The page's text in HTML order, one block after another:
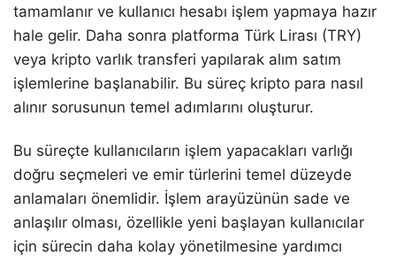
tamamlanır ve kullanıcı hesabı işlem yapmaya hazır
hale gelir. Daha sonra platforma Türk Lirası (TRY)
veya kripto varlık transferi yapılarak alım satım
işlemlerine başlanabilir. Bu süreç kripto para nasıl
alınır sorusunun temel adımlarını oluşturur.
Bu süreçte kullanıcıların işlem yapacakları varlığı
doğru seçmeleri ve emir türlerini temel düzeyde
anlamaları önemlidir. İşlem arayüzünün sade ve
anlaşılır olması, özellikle yeni başlayan kullanıcılar
için sürecin daha kolay yönetilmesine yardımcı